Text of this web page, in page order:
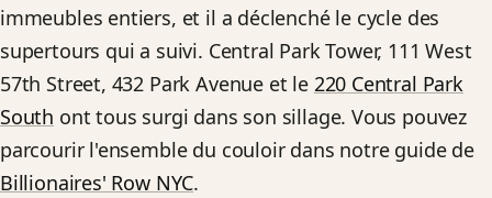
immeubles entiers, et il a déclenché le cycle des
supertours qui a suivi. Central Park Tower, 111 West
57th Street, 432 Park Avenue et le 220 Central Park
South ont tous surgi dans son sillage. Vous pouvez
parcourir l'ensemble du couloir dans notre guide de
Billionaires' Row NYC.